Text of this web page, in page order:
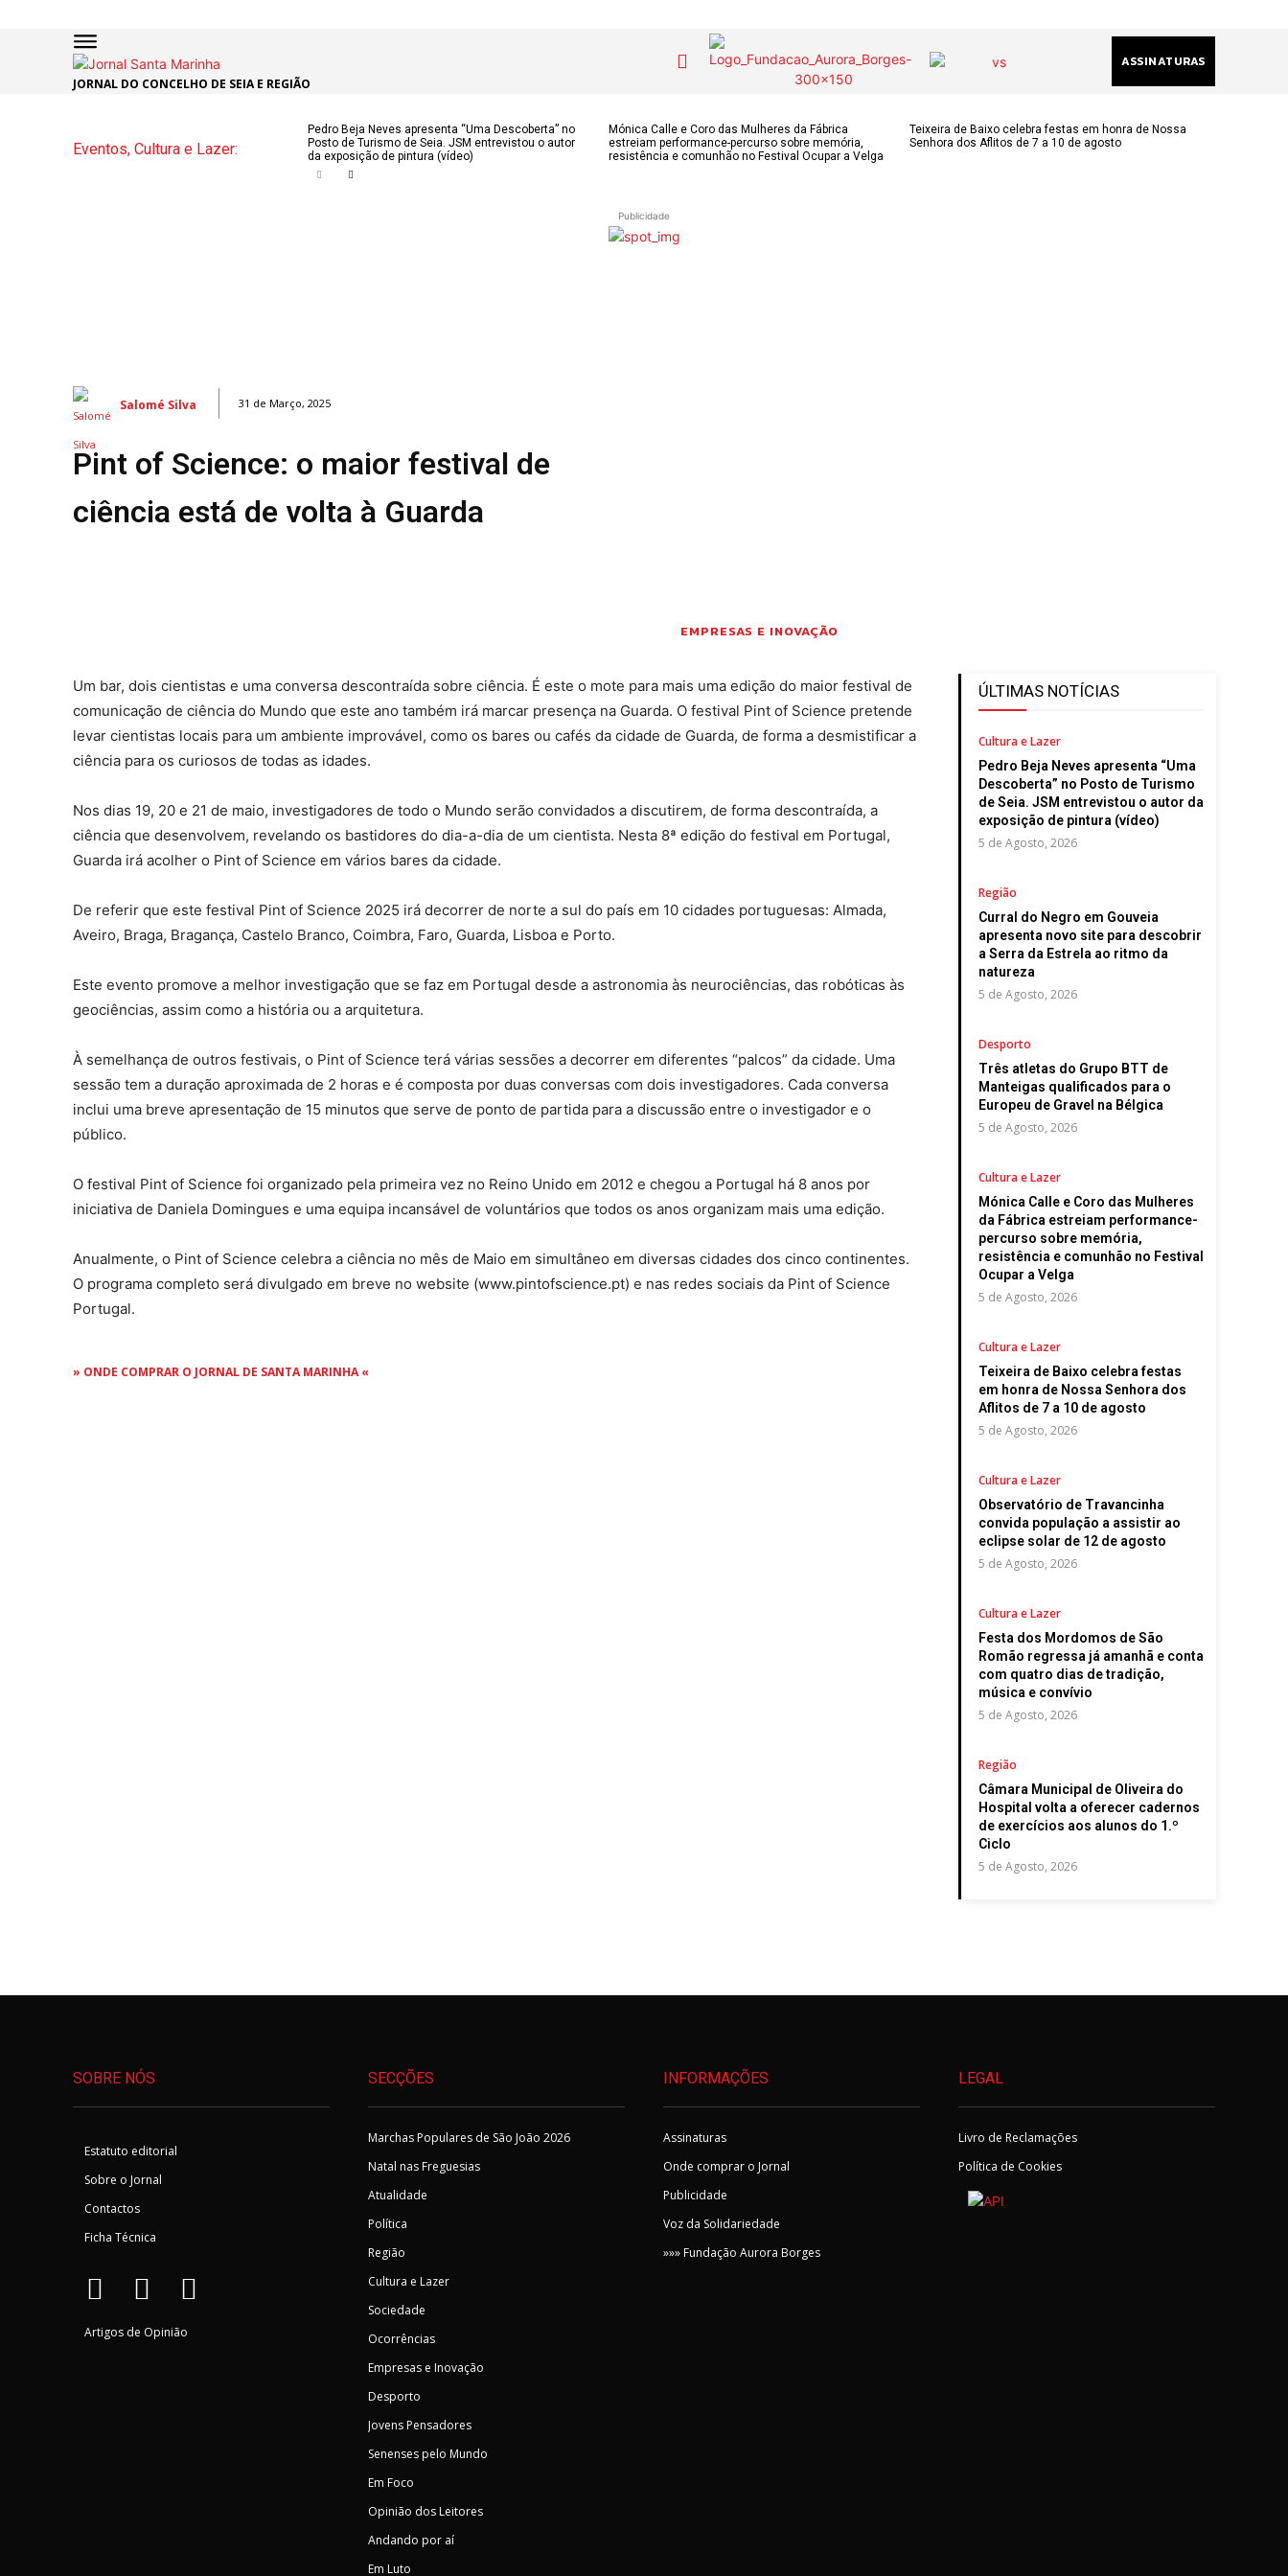
ÚLTIMAS
NOTÍCIAS
REGIÃO
SOCIEDADE
EM FOCO
OPINIÃO DOS LEITORES
COLUNISTAS do
Assinaturas
Contactos
Estatuto editorial Sobre o Jornal Contactos Ficha Técnica
JORNAL DO CONCELHO DE SEIA E REGIÃO
ASSINATURAS
Eventos, Cultura e Lazer:
Pedro Beja Neves apresenta “Uma Descoberta” no
Posto de Turismo de Seia. JSM entrevistou o autor
da exposição de pintura (vídeo)
Mónica Calle e Coro das Mulheres da Fábrica
estreiam performance-percurso sobre memória,
resistência e comunhão no Festival Ocupar a Velga
Teixeira de Baixo celebra festas em honra de Nossa
Senhora dos Aflitos de 7 a 10 de agosto
Publicidade
Salomé Silva 31 de Março, 2025
Pint of Science: o maior festival de
ciência está de volta à Guarda
EMPRESAS E INOVAÇÃO
Um bar, dois cientistas e uma conversa descontraída sobre ciência. É este o mote para mais uma edição do maior festival de
comunicação de ciência do Mundo que este ano também irá marcar presença na Guarda. O festival Pint of Science pretende
levar cientistas locais para um ambiente improvável, como os bares ou cafés da cidade de Guarda, de forma a desmistificar a
ciência para os curiosos de todas as idades.
Nos dias 19, 20 e 21 de maio, investigadores de todo o Mundo serão convidados a discutirem, de forma descontraída, a
ciência que desenvolvem, revelando os bastidores do dia-a-dia de um cientista. Nesta 8ª edição do festival em Portugal,
Guarda irá acolher o Pint of Science em vários bares da cidade.
De referir que este festival Pint of Science 2025 irá decorrer de norte a sul do país em 10 cidades portuguesas: Almada,
Aveiro, Braga, Bragança, Castelo Branco, Coimbra, Faro, Guarda, Lisboa e Porto.
Este evento promove a melhor investigação que se faz em Portugal desde a astronomia às neurociências, das robóticas às
geociências, assim como a história ou a arquitetura.
À semelhança de outros festivais, o Pint of Science terá várias sessões a decorrer em diferentes “palcos” da cidade. Uma
sessão tem a duração aproximada de 2 horas e é composta por duas conversas com dois investigadores. Cada conversa
inclui uma breve apresentação de 15 minutos que serve de ponto de partida para a discussão entre o investigador e o
público.
O festival Pint of Science foi organizado pela primeira vez no Reino Unido em 2012 e chegou a Portugal há 8 anos por
iniciativa de Daniela Domingues e uma equipa incansável de voluntários que todos os anos organizam mais uma edição.
Anualmente, o Pint of Science celebra a ciência no mês de Maio em simultâneo em diversas cidades dos cinco continentes.
O programa completo será divulgado em breve no website (www.pintofscience.pt) e nas redes sociais da Pint of Science
Portugal.
» ONDE COMPRAR O JORNAL DE SANTA MARINHA «
ÚLTIMAS NOTÍCIAS
Cultura e Lazer
Pedro Beja Neves apresenta “Uma
Descoberta” no Posto de Turismo
de Seia. JSM entrevistou o autor da
exposição de pintura (vídeo)
5 de Agosto, 2026
Região
Curral do Negro em Gouveia
apresenta novo site para descobrir
a Serra da Estrela ao ritmo da
natureza
5 de Agosto, 2026
Desporto
Três atletas do Grupo BTT de
Manteigas qualificados para o
Europeu de Gravel na Bélgica
5 de Agosto, 2026
Cultura e Lazer
Mónica Calle e Coro das Mulheres
da Fábrica estreiam performance-
percurso sobre memória,
resistência e comunhão no Festival
Ocupar a Velga
5 de Agosto, 2026
Cultura e Lazer
Teixeira de Baixo celebra festas
em honra de Nossa Senhora dos
Aflitos de 7 a 10 de agosto
5 de Agosto, 2026
Cultura e Lazer
Observatório de Travancinha
convida população a assistir ao
eclipse solar de 12 de agosto
5 de Agosto, 2026
Cultura e Lazer
Festa dos Mordomos de São
Romão regressa já amanhã e conta
com quatro dias de tradição,
música e convívio
5 de Agosto, 2026
Região
Câmara Municipal de Oliveira do
Hospital volta a oferecer cadernos
de exercícios aos alunos do 1.º
Ciclo
5 de Agosto, 2026
SOBRE NÓS
Estatuto editorial
Sobre o Jornal
Contactos
Ficha Técnica
Artigos de Opinião
SECÇÕES
Marchas Populares de São João 2026
Natal nas Freguesias
Atualidade
Política
Região
Cultura e Lazer
Sociedade
Ocorrências
Empresas e Inovação
Desporto
Jovens Pensadores
Senenses pelo Mundo
Em Foco
Opinião dos Leitores
Andando por aí
Em Luto
INFORMAÇÕES
Assinaturas
Onde comprar o Jornal
Publicidade
Voz da Solidariedade
»»» Fundação Aurora Borges
LEGAL
Livro de Reclamações
Política de Cookies